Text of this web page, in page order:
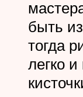
быть
тогда
легко